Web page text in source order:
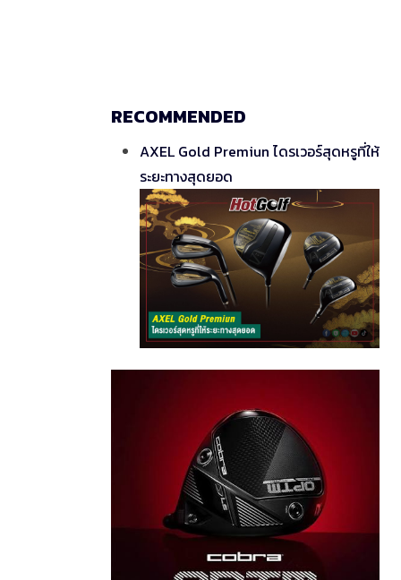
RECOMMENDED
AXEL Gold Premiun ไดรเวอร์สุดหรูที่ให้
ระยะทางสุดยอด